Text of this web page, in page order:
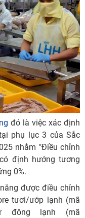
đó là việc xác định
phụ lục 3 của Sắc
nhằm "Điều chỉnh
định hướng tương
0%.
được điều chỉnh
tươi/ướp lạnh (mã
đông lạnh (mã